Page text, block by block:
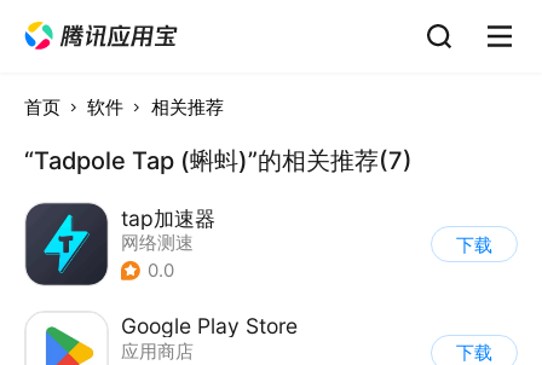
首页 软件 相关推荐
“Tadpole Tap (蝌蚪)”的相关推荐(7)
tap加速器
网络测速
0.0
下载
Google Play Store
应用商店
下载